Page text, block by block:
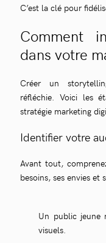
C’est la clé pour
Comment
dans votre
Créer un
réfléchie. Voici les
stratégie marketing
Identifier votre
Avant tout,
besoins, ses envies et
Un public jeune
visuels.